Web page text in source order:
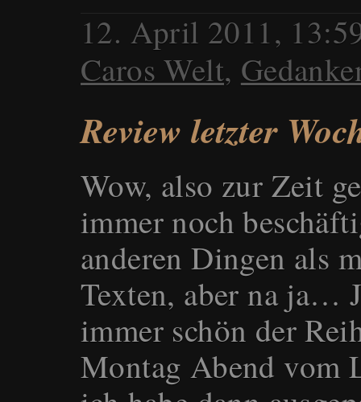
12. April 2011,
Caros Welt,
Review letzter
Wow, also zur Zeit
immer noch
anderen Dingen als
Texten, aber na ja…
immer schön der
Montag Abend vom